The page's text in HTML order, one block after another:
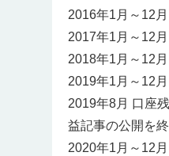
2016年1月～12月
2017年1月～12月
2018年1月～12月
2019年1月～12月
2019年8月 口座
益記事の公開を
2020年1月～12月